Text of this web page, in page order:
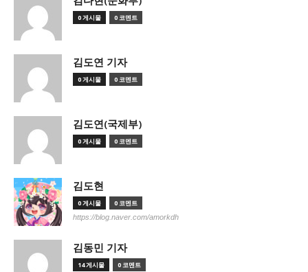
0 게시물 0 코멘트
김도연 기자
0 게시물 0 코멘트
김도연(국제부)
0 게시물 0 코멘트
김도현
0 게시물 0 코멘트
https://blog.naver.com/amorkdh
김동민 기자
14 게시물 0 코멘트